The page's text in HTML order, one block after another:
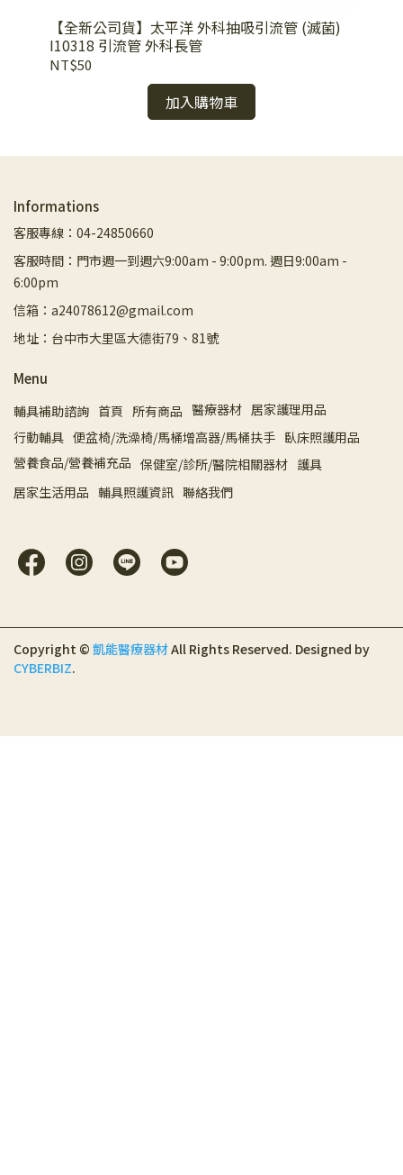
【全新公司貨】太平洋 外科抽吸引流管 (滅菌)
I10318 引流管 外科長管
NT$50
加入購物車
Informations
客服專線：04-24850660
客服時間：門市週一到週六9:00am - 9:00pm. 週日9:00am -
6:00pm
信箱：a24078612@gmail.com
地址：台中市大里區大德街79、81號
Menu
輔具補助諮詢 首頁 所有商品 醫療器材 居家護理用品
行動輔具 便盆椅/洗澡椅/馬桶增高器/馬桶扶手 臥床照護用品
營養食品/營養補充品 保健室/診所/醫院相關器材 護具
居家生活用品 輔具照護資訊 聯絡我們
Copyright © 凱能醫療器材All Rights Reserved. Designed by
CYBERBIZ.